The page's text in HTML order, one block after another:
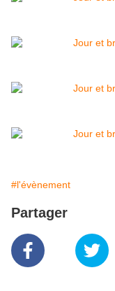
#l'évènement
Partager